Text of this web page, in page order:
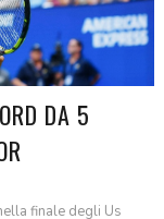
DA 5
finale degli Us